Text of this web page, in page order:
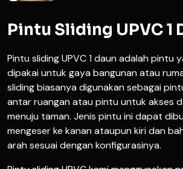
Pintu Sliding UPVC 1
Pintu sliding UPVC 1 daun adalah pintu
dipakai untuk gaya bangunan atau
sliding biasanya digunakan sebagai
antar ruangan atau pintu untuk akses
menuju taman. Jenis pintu ini dapat
mengeser ke kanan ataupun kiri dan
arah sesuai dengan konfigurasinya.